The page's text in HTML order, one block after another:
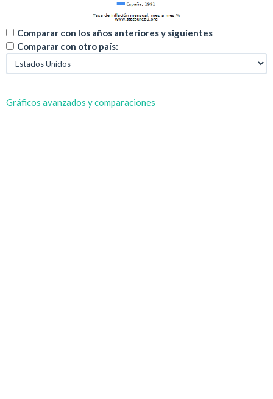
Comparar con los años anteriores y siguientes
Comparar con otro país:
Gráficos avanzados y comparaciones